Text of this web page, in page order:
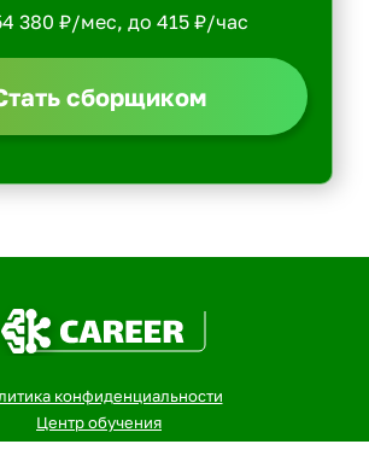
380 ₽/мес, до 415 ₽/час
сборщиком
конфиденциальности
Центр обучения